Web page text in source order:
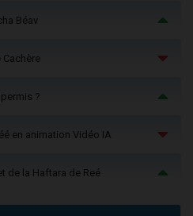
Béav
Cachère
?
en animation Vidéo IA
de la Haftara de Reé